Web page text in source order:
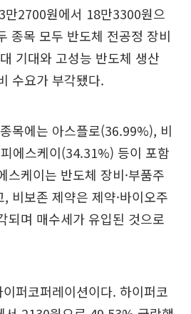
만2700원에서 18만3300원으
종목 모두 반도체 전공정 장비
기대와 고성능 반도체 생산
수요가 부각됐다.
목에는 아스플로(36.99%), 비
에스케이(34.31%) 등이 포함
스케이는 반도체 장비·부품주
비보존 제약은 제약·바이오주
되며 매수세가 유입된 것으로
퍼코퍼레이션이다. 하이퍼코